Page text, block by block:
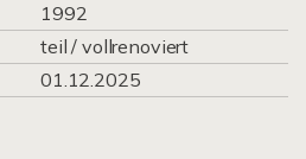
1992
teil / vollrenoviert
01.12.2025